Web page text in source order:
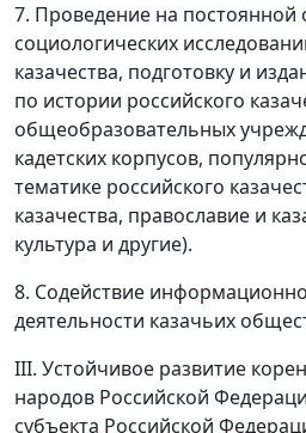
7. Проведение на постоянной
социологических
казачества, подготовку и
по истории российского
общеобразовательных
кадетских корпусов,
тематике российского
казачества, православие и
культура и другие).
8. Содействие
деятельности казачьих
III. Устойчивое развитие
народов Российской
субъекта Российской